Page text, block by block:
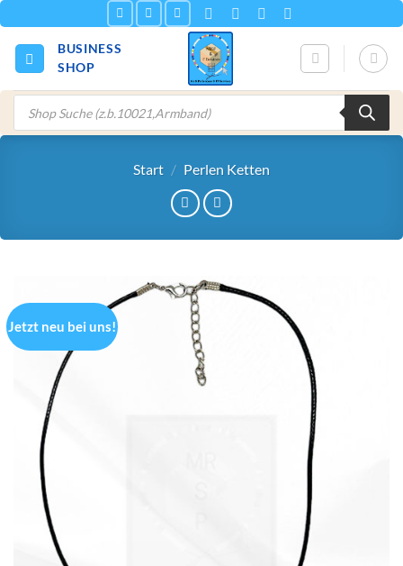
Inhalt
springen
BUSINESS
SHOP
Products
search
Start / Perlen Ketten
Jetzt neu bei uns!